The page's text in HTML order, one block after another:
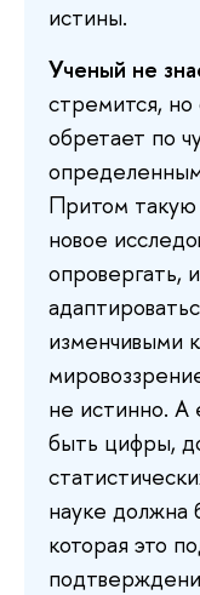
истины.
Ученый не
стремится,
обретает по
Притом
новое
опровергать,
изменчивыми
не истинно. А
быть цифры,
науке должна
которая это